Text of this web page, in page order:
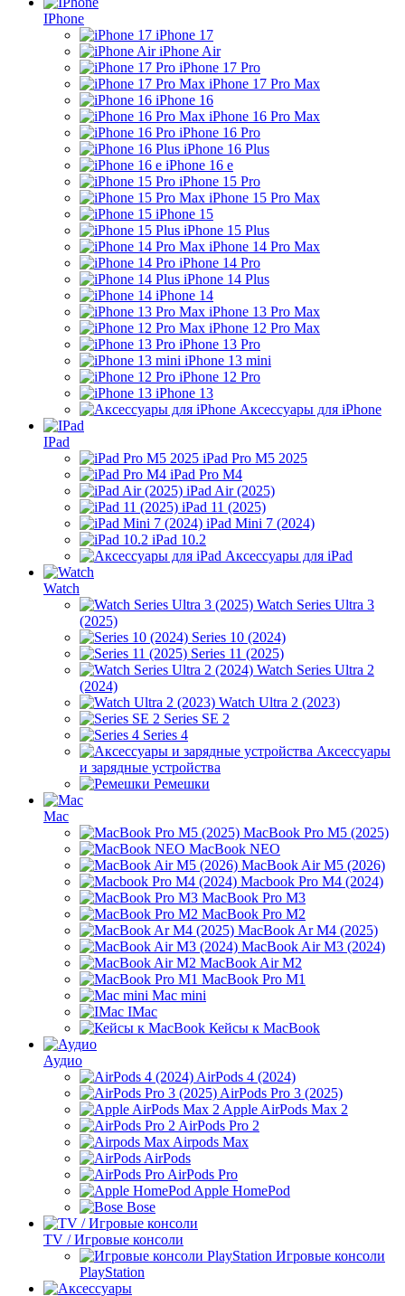
IPhone
iPhone 17
iPhone Air
iPhone 17 Pro
iPhone 17 Pro Max
iPhone 16
iPhone 16 Pro Max
iPhone 16 Pro
iPhone 16 Plus
iPhone 16 e
iPhone 15 Pro
iPhone 15 Pro Max
iPhone 15
iPhone 15 Plus
iPhone 14 Pro Max
iPhone 14 Pro
iPhone 14 Plus
iPhone 14
iPhone 13 Pro Max
iPhone 12 Pro Max
iPhone 13 Pro
iPhone 13 mini
iPhone 12 Pro
iPhone 13
Аксессуары для iPhone
IPad
iPad Pro M5 2025
iPad Pro M4
iPad Air (2025)
iPad 11 (2025)
iPad Mini 7 (2024)
iPad 10.2
Аксессуары для iPad
Watch
Watch Series Ultra 3
(2025)
Series 10 (2024)
Series 11 (2025)
Watch Series Ultra 2
(2024)
Watch Ultra 2 (2023)
Series SE 2
Series 4
Аксессуары
и зарядные устройства
Ремешки
Mac
MacBook Pro M5 (2025)
MacBook NEO
MacBook Air M5 (2026)
Macbook Pro M4 (2024)
MacBook Pro M3
MacBook Pro M2
MacBook Ar M4 (2025)
MacBook Air M3 (2024)
MacBook Air M2
MacBook Pro M1
Mac mini
IMac
Кейсы к MacBook
Аудио
AirPods 4 (2024)
AirPods Pro 3 (2025)
Apple AirPods Max 2
AirPods Pro 2
Airpods Max
AirPods
AirPods Pro
Apple HomePod
Bose
TV / Игровые консоли
Игровые консоли
PlayStation